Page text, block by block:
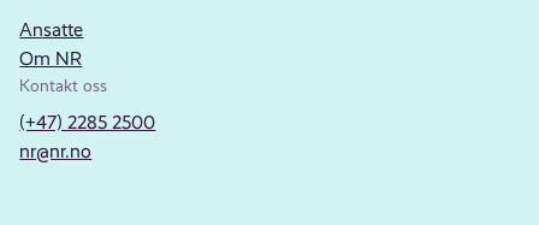
Ansatte
Om NR
Kontakt oss
(+47) 2285 2500
nr@nr.no